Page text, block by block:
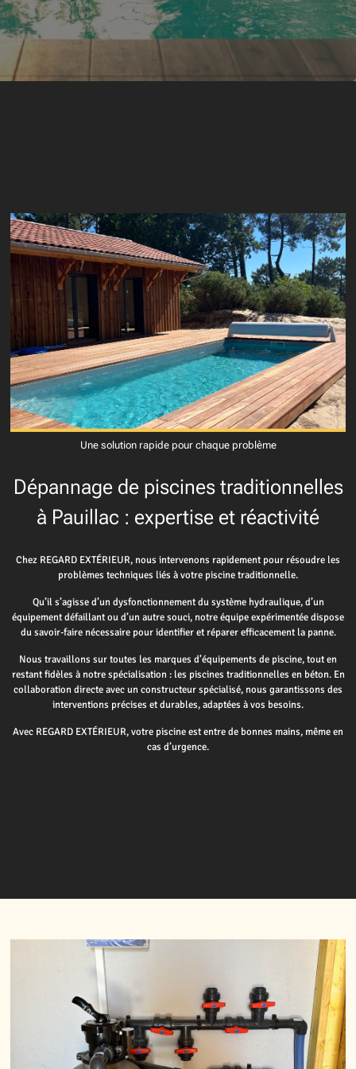
Une solution rapide pour chaque problème
Dépannage de piscines traditionnelles
à Pauillac : expertise et réactivité
Chez REGARD EXTÉRIEUR, nous intervenons rapidement pour résoudre les
problèmes techniques liés à votre piscine traditionnelle.
Qu’il s’agisse d’un dysfonctionnement du système hydraulique, d’un
équipement défaillant ou d’un autre souci, notre équipe expérimentée dispose
du savoir-faire nécessaire pour identifier et réparer efficacement la panne.
Nous travaillons sur toutes les marques d’équipements de piscine, tout en
restant fidèles à notre spécialisation : les piscines traditionnelles en béton. En
collaboration directe avec un constructeur spécialisé, nous garantissons des
interventions précises et durables, adaptées à vos besoins.
Avec REGARD EXTÉRIEUR, votre piscine est entre de bonnes mains, même en
cas d’urgence.